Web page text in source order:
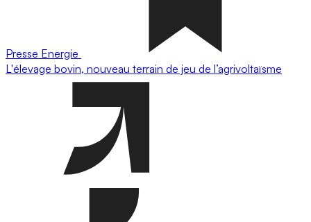
Presse Energie
L'élevage bovin, nouveau terrain de jeu de l’agrivoltaïsme